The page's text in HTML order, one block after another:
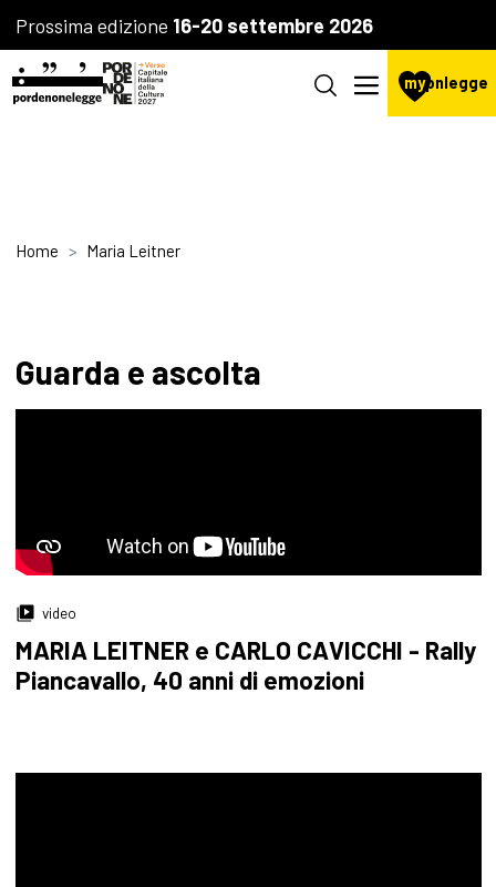
Prossima edizione 16-20 settembre 2026
mypnlegge
Home Maria Leitner
Guarda e ascolta
video
MARIA LEITNER e CARLO CAVICCHI - Rally
Piancavallo, 40 anni di emozioni